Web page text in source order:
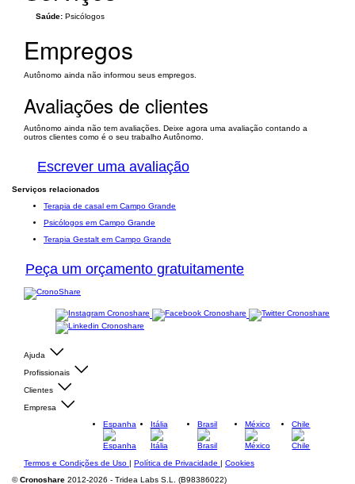
Saúde: Psicólogos
Empregos
Autônomo ainda não informou seus empregos.
Avaliações de clientes
Autônomo ainda não tem avaliações. Deixe agora uma avaliação contando a
outros clientes como é o seu trabalho Autônomo.
Escrever uma avaliação
Serviços relacionados
Terapia de casal em Campo Grande
Psicólogos em Campo Grande
Terapia Gestalt em Campo Grande
Peça um orçamento gratuitamente
Ajuda
Profissionais
Clientes
Empresa
Espanha
Itália Brasil México Chile
Termos e Condições de Uso | Política de Privacidade | Cookies
©Cronoshare 2012-2026 - Tridea Labs S.L. (B98386022)